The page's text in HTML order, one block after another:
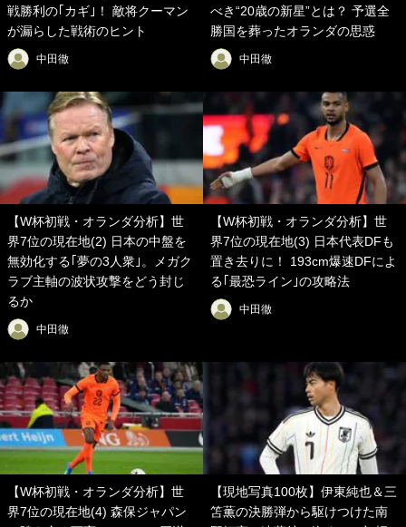
戦勝利の｢カギ｣！ 敵将クーマン
が漏らした戦術のヒント
中田徹
べき“20歳の新星”とは？ 予選全
勝国を葬ったオランダの思惑
中田徹
【W杯初戦・オランダ分析】世
界7位の現在地(2) 日本の中盤を
無効化する｢夢の3人衆｣。メガク
ラブ主軸の波状攻撃をどう封じ
るか
中田徹
【W杯初戦・オランダ分析】世
界7位の現在地(3) 日本代表DFも
置き去りに！ 193cm爆速DFによ
る｢最恐ライン｣の攻略法
中田徹
【W杯初戦・オランダ分析】世
界7位の現在地(4) 森保ジャパン
【現地写真100枚】伊東純也＆三
笘薫の決勝弾から駆けつけた南